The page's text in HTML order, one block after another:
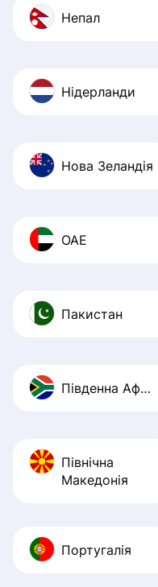
Непал
Нідерланди
Нова Зеландія
ОАЕ
Пакистан
Південна Африка
Північна
Македонія
Португалія